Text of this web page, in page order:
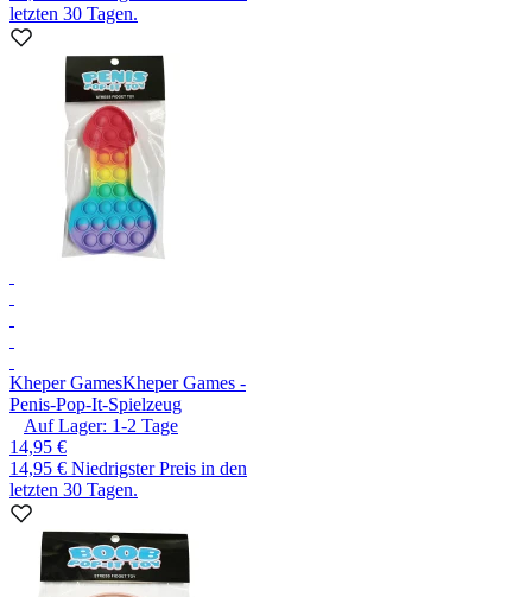
letzten 30 Tagen.
Kheper GamesKheper Games -
Penis-Pop-It-Spielzeug
Auf Lager: 1-2 Tage
14,95 €
14,95 € Niedrigster Preis in den
letzten 30 Tagen.